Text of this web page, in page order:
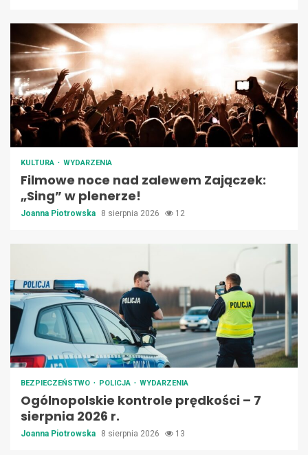
KULTURA WYDARZENIA
Filmowe noce nad zalewem Zajączek:
„Sing” w plenerze!
Joanna Piotrowska 8 sierpnia 2026 12
BEZPIECZEŃSTWO POLICJA WYDARZENIA
Ogólnopolskie kontrole prędkości – 7
sierpnia 2026 r.
Joanna Piotrowska 8 sierpnia 2026 13